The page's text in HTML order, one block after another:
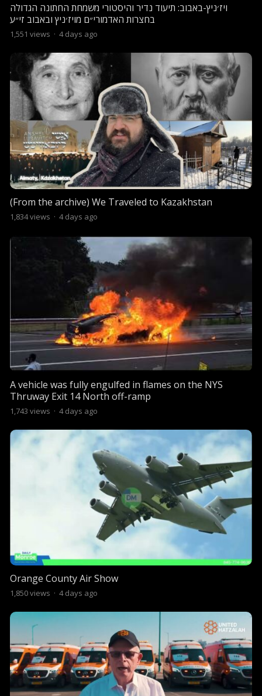
ויז׳ניץ-באבוב: תיעוד נדיר והיסטורי משמחת החתונה הגדולה
בחצרות האדמורי״ם מויז׳ניץ ובאבוב זי״ע
1,551 views · 4 days ago
(From the archive) We Traveled to Kazakhstan
1,834views · 4 days ago
A vehicle was fully engulfed in flames on the NYS
Thruway Exit 14 North off-ramp
1,743 views · 4 days ago
Orange County Air Show
1,850views · 4 days ago